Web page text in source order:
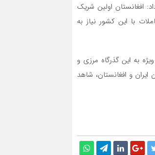
افغانستان اولین شریک
با این کشور نیاز به
به این گذرگاه مرزی و
و افغانستان، شاهد